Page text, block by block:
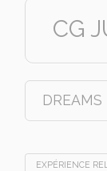
CG
DREAMS
EXPÉRIENCE